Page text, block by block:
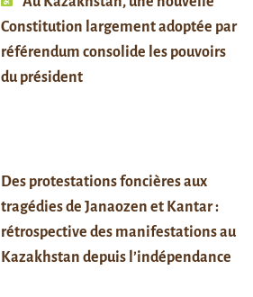
Constitution largement adoptée par
référendum consolide les pouvoirs
du président
Des protestations foncières aux
tragédies de Janaozen et Kantar :
rétrospective des manifestations au
Kazakhstan depuis l’indépendance